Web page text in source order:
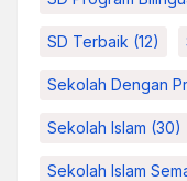
SD Terbaik (12)
Sekolah Dengan
Sekolah Islam (30)
Sekolah Islam